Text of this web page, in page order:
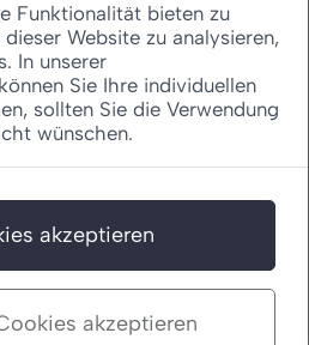
Funktionalität bieten zu
Website zu analysieren,
In unserer
können Sie Ihre individuellen
sollten Sie die Verwendung
wünschen.
akzeptieren
akzeptieren